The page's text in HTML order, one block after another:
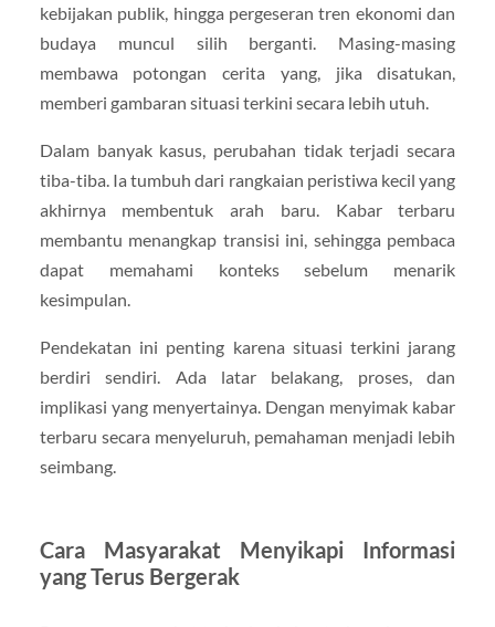
kebijakan publik, hingga pergeseran tren ekonomi dan
budaya muncul silih berganti. Masing-masing
membawa potongan cerita yang, jika disatukan,
memberi gambaran situasi terkini secara lebih utuh.
Dalam banyak kasus, perubahan tidak terjadi secara
tiba-tiba. Ia tumbuh dari rangkaian peristiwa kecil yang
akhirnya membentuk arah baru. Kabar terbaru
membantu menangkap transisi ini, sehingga pembaca
dapat memahami konteks sebelum menarik
kesimpulan.
Pendekatan ini penting karena situasi terkini jarang
berdiri sendiri. Ada latar belakang, proses, dan
implikasi yang menyertainya. Dengan menyimak kabar
terbaru secara menyeluruh, pemahaman menjadi lebih
seimbang.
Cara Masyarakat Menyikapi Informasi
yang Terus Bergerak